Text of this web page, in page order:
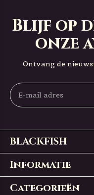
Blijf op
onze
Ontvang de
BLACKFISH
Informatie
Categorieën